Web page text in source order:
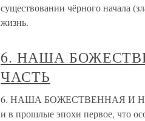
существовании чёрного начала
жизнь.
6. НАША
ЧАСТЬ
6. НАША БОЖЕСТВЕННАЯ И
и в прошлые эпохи первое, что